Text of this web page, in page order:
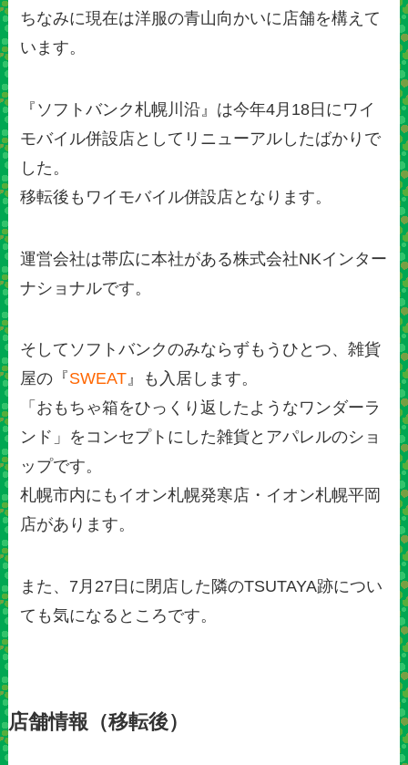
ちなみに現在は洋服の青山向かいに店舗を構えて
います。
『ソフトバンク札幌川沿』は今年4月18日にワイ
モバイル併設店としてリニューアルしたばかりで
した。
移転後もワイモバイル併設店となります。
運営会社は帯広に本社がある株式会社NKインター
ナショナルです。
そしてソフトバンクのみならずもうひとつ、雑貨
屋の『SWEAT』も入居します。
「おもちゃ箱をひっくり返したようなワンダーラ
ンド」をコンセプトにした雑貨とアパレルのショ
ップです。
札幌市内にもイオン札幌発寒店・イオン札幌平岡
店があります。
また、7月27日に閉店した隣のTSUTAYA跡につい
ても気になるところです。
店舗情報（移転後）